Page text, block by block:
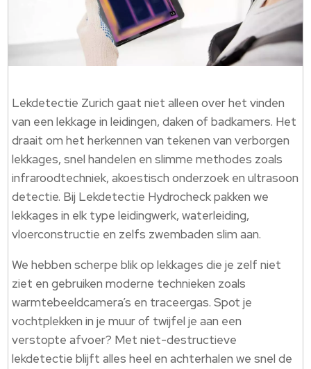
Lekdetectie Zurich gaat niet alleen over het vinden
van een lekkage in leidingen, daken of badkamers.​ Het
draait om het herkennen van tekenen van verborgen
lekkages, snel handelen en slimme methodes zoals
infraroodtechniek, akoestisch onderzoek en ultrasoon
detectie.​ Bij Lekdetectie Hydrocheck pakken we
lekkages in elk type leidingwerk, waterleiding,
vloerconstructie en zelfs zwembaden slim aan.​
We hebben scherpe blik op lekkages die je zelf niet
ziet en gebruiken moderne technieken zoals
warmtebeeldcamera’s en traceergas.​ Spot je
vochtplekken in je muur of twijfel je aan een
verstopte afvoer? Met niet-destructieve
lekdetectie blijft alles heel en achterhalen we snel de